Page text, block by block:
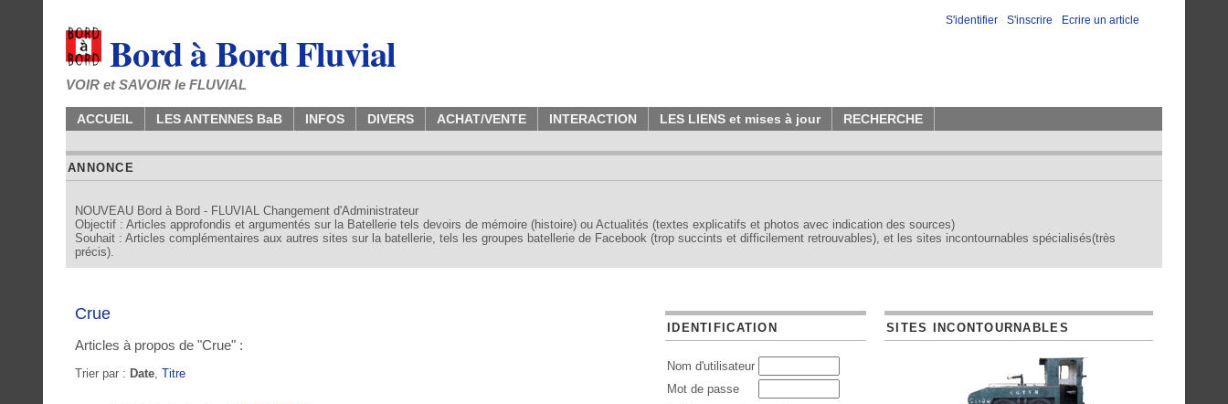
S'identifier - S'inscrire - Ecrire un article
Bord à Bord Fluvial
VOIR et SAVOIR le FLUVIAL
ACCUEIL LES ANTENNES BaB INFOS DIVERS ACHAT/VENTE INTERACTION LES LIENS et mises à jour RECHERCHE
ANNONCE
NOUVEAU Bord à Bord - FLUVIAL Changement d'Administrateur
Objectif : Articles approfondis et argumentés sur la Batellerie tels devoirs de mémoire (histoire) ou Actualités (textes explicatifs et photos avec indication des sources)
Souhait : Articles complémentaires aux autres sites sur la batellerie, tels les groupes batellerie de Facebook (trop succints et difficilement retrouvables), et les sites incontournables spécialisés(très
précis).
Crue
Articles à propos de "Crue" :
Trier par : Date Titre
IDENTIFICATION
Nom d'utilisateur
Mot de passe
SITES INCONTOURNABLES